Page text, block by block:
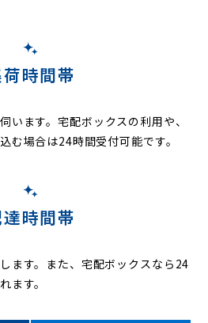
時間帯
います。宅配ボックスの利用や、
む場合は24時間受付可能です。
時間帯
ます。また、宅配ボックスなら24
ます。